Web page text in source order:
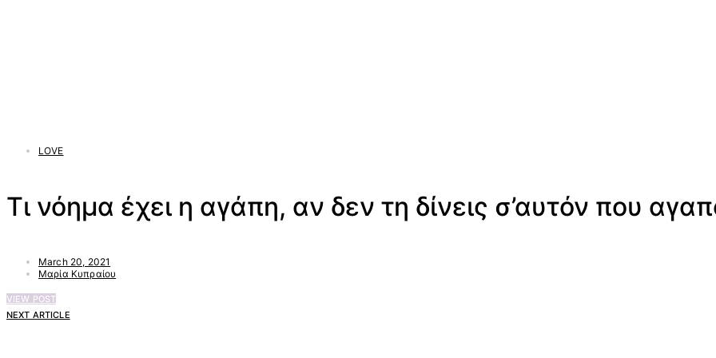
LOVE
Τι νόημα έχει η αγάπη, αν δεν τη δίνεις σ’αυτόν που
March 20, 2021
Μαρία Κυπραίου
VIEW POST
NEXT ARTICLE